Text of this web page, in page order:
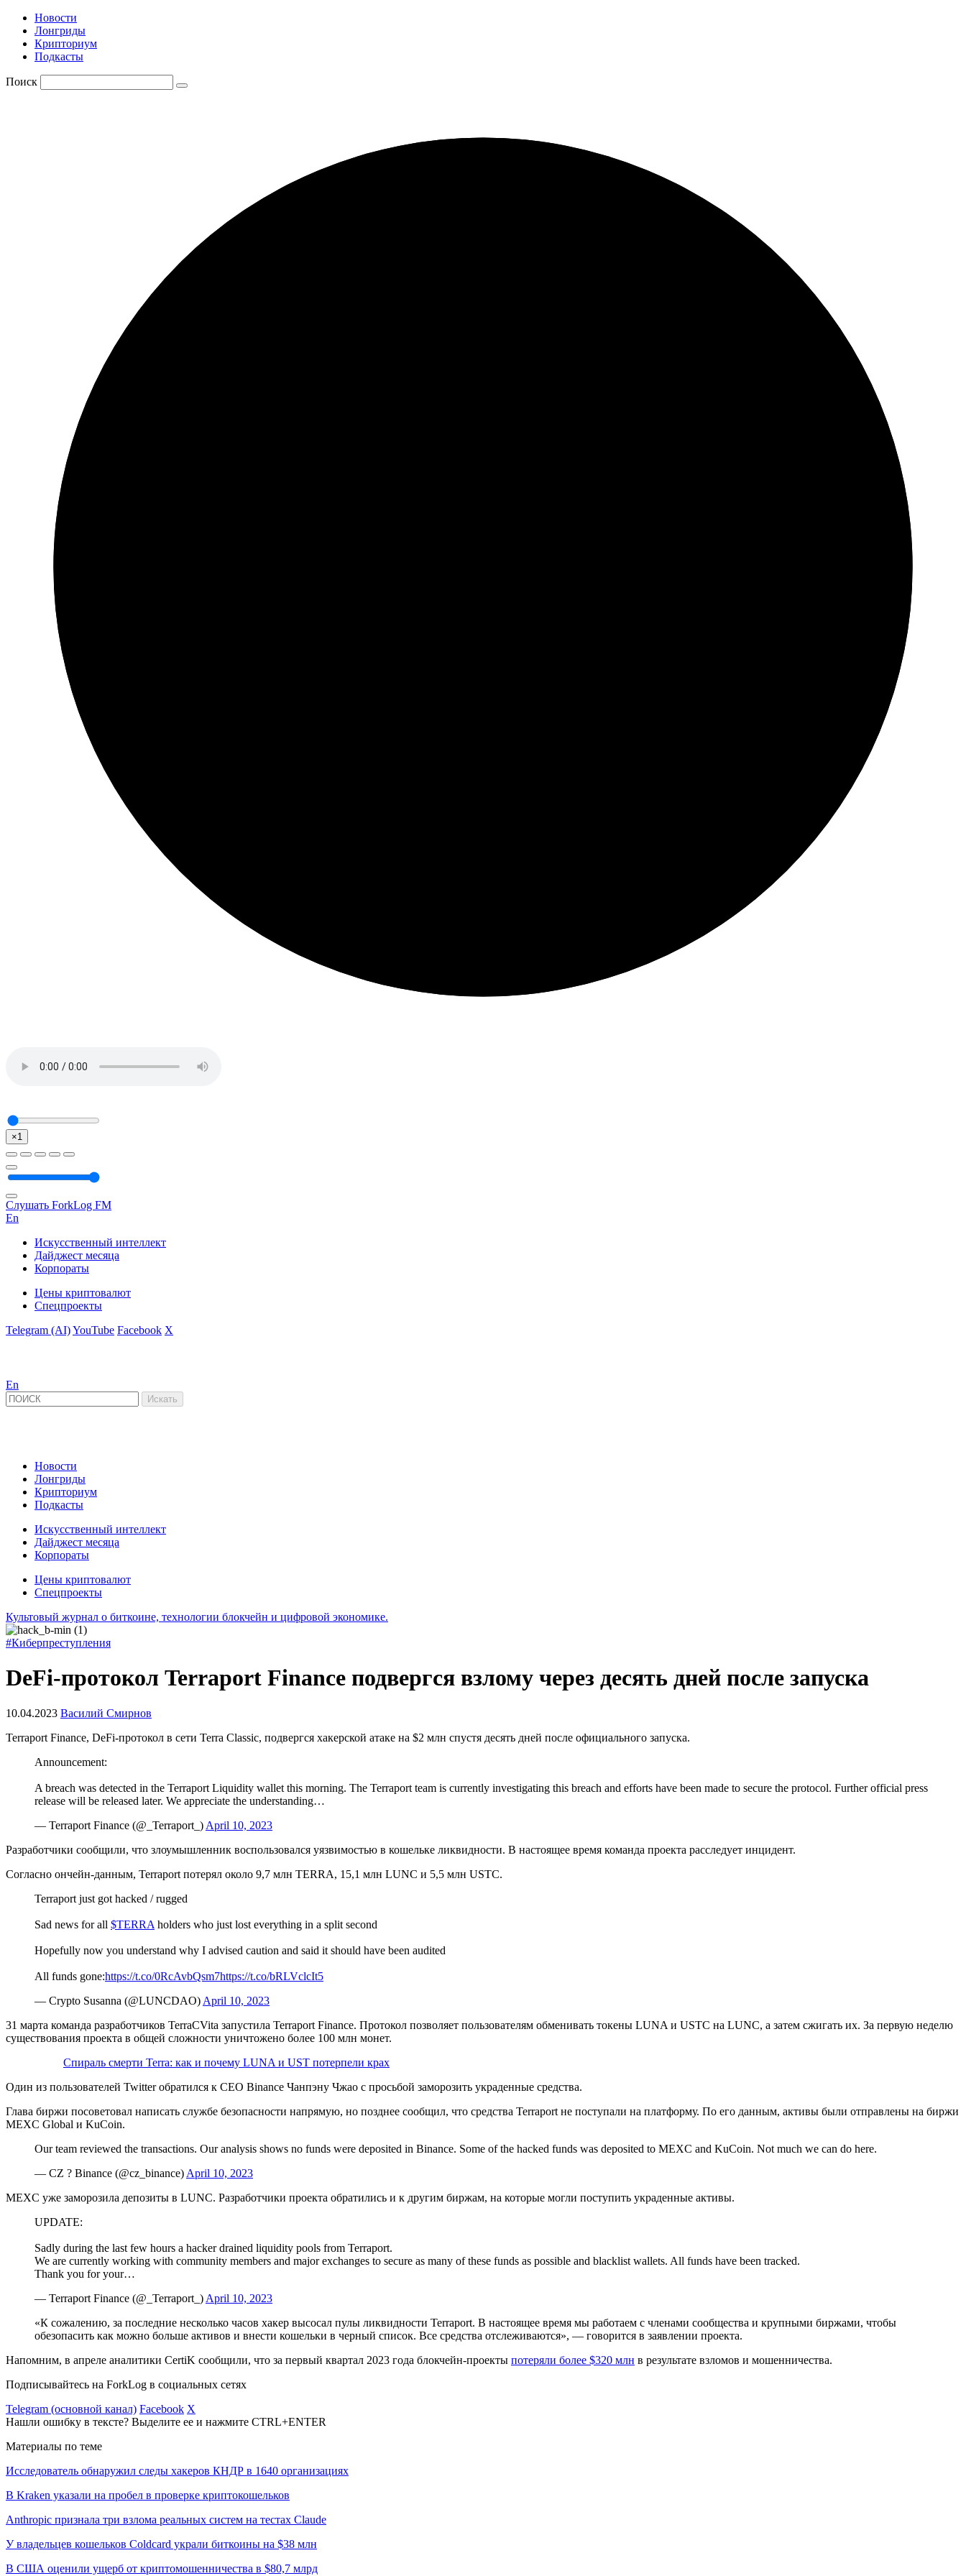
Новости
Лонгриды
Крипториум
Подкасты
Поиск
×1
Слушать ForkLog FM
En
Искусственный интеллект
Дайджест месяца
Корпораты
Цены криптовалют
Спецпроекты
Telegram (AI)YouTube Facebook X
En
Новости
Лонгриды
Крипториум
Подкасты
Искусственный интеллект
Дайджест месяца
Корпораты
Цены криптовалют
Спецпроекты
Культовый журнал о биткоине, технологии блокчейн и цифровой экономике.
#Киберпреступления
DeFi-протокол Terraport Finance подвергся взлому через десять дней после запуска
10.04.2023 Василий Смирнов
Terraport Finance, DeFi-протокол в сети Terra Classic, подвергся хакерской атаке на $2 млн спустя десять дней после официального запуска.
Announcement:
A breach was detected in the Terraport Liquidity wallet this morning. The Terraport team is currently investigating this breach and efforts have been made to secure the protocol. Further official press
release will be released later. We appreciate the understanding…
— Terraport Finance (@_Terraport_) April 10, 2023
Разработчики сообщили, что злоумышленник воспользовался уязвимостью в кошельке ликвидности. В настоящее время команда проекта расследует инцидент.
Согласно ончейн-данным, Terraport потерял около 9,7 млн TERRA, 15,1 млн LUNC и 5,5 млн USTC.
Terraport just got hacked / rugged
Sad news for all $TERRA holders who just lost everything in a split second
Hopefully now you understand why I advised caution and said it should have been audited
All funds gone:https://t.co/0RcAvbQsm7https://t.co/bRLVclcIt5
— Crypto Susanna (@LUNCDAO) April 10, 2023
31 марта команда разработчиков TerraCVita запустила Terraport Finance. Протокол позволяет пользователям обменивать токены LUNA и USTC на LUNC, а затем сжигать их. За первую неделю
существования проекта в общей сложности уничтожено более 100 млн монет.
Спираль смерти Terra: как и почему LUNA и UST потерпели крах
Один из пользователей Twitter обратился к CEO Binance Чанпэну Чжао с просьбой заморозить украденные средства.
Глава биржи посоветовал написать службе безопасности напрямую, но позднее сообщил, что средства Terraport не поступали на платформу. По его данным, активы были отправлены на биржи
MEXC Global и KuCoin.
Our team reviewed the transactions. Our analysis shows no funds were deposited in Binance. Some of the hacked funds was deposited to MEXC and KuCoin. Not much we can do here.
— CZ ? Binance (@cz_binance) April 10, 2023
MEXC уже заморозила депозиты в LUNC. Разработчики проекта обратились и к другим биржам, на которые могли поступить украденные активы.
UPDATE:
Sadly during the last few hours a hacker drained liquidity pools from Terraport.
We are currently working with community members and major exchanges to secure as many of these funds as possible and blacklist wallets. All funds have been tracked.
Thank you for your…
— Terraport Finance (@_Terraport_) April 10, 2023
«К сожалению, за последние несколько часов хакер высосал пулы ликвидности Terraport. В настоящее время мы работаем с членами сообщества и крупными биржами, чтобы
обезопасить как можно больше активов и внести кошельки в черный список. Все средства отслеживаются», — говорится в заявлении проекта.
Напомним, в апреле аналитики CertiK сообщили, что за первый квартал 2023 года блокчейн-проекты потеряли более $320 млн в результате взломов и мошенничества.
Подписывайтесь на ForkLog в социальных сетях
Telegram (основной канал) Facebook X
Нашли ошибку в тексте? Выделите ее и нажмите CTRL+ENTER
Материалы по теме
Исследователь обнаружил следы хакеров КНДР в 1640 организациях
В Kraken указали на пробел в проверке криптокошельков
Anthropic признала три взлома реальных систем на тестах Claude
У владельцев кошельков Coldcard украли биткоины на $38 млн
В США оценили ущерб от криптомошенничества в $80,7 млрд